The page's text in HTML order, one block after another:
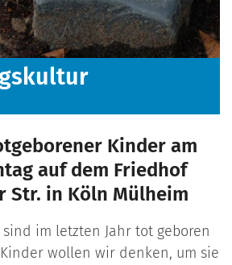
Kinder am
auf dem Friedhof
Str. in Köln Mülheim
im letzten Jahr tot geboren
wollen wir denken, um sie